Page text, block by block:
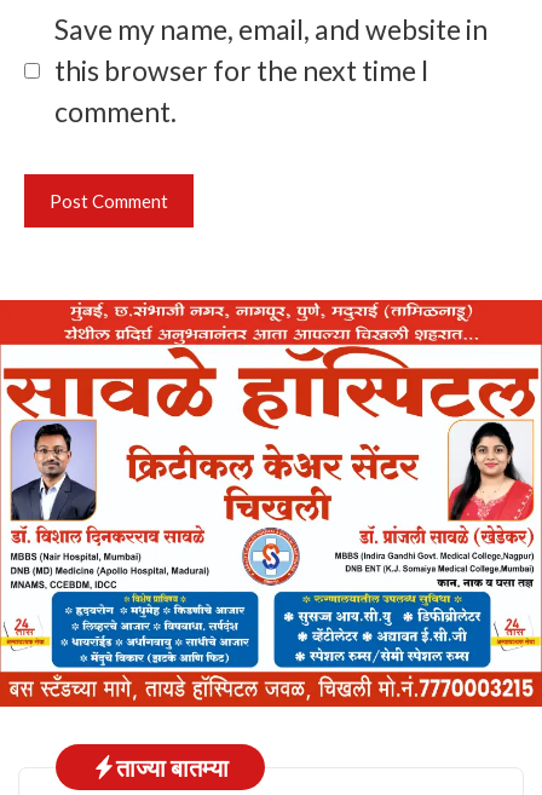
Save my name, email, and website in
this browser for the next time I
comment.
ताज्या बातम्या